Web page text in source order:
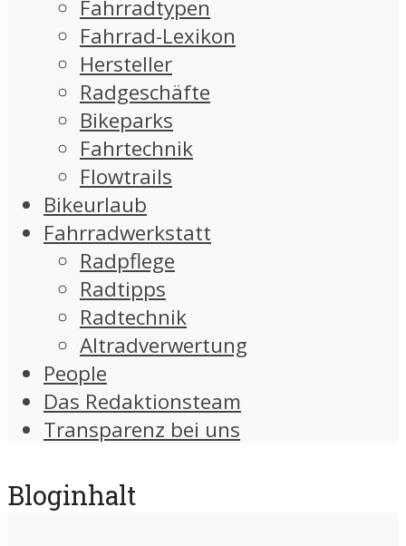
Fahrradtypen
Fahrrad-Lexikon
Hersteller
Radgeschäfte
Bikeparks
Fahrtechnik
Flowtrails
Bikeurlaub
Fahrradwerkstatt
Radpflege
Radtipps
Radtechnik
Altradverwertung
People
Das Redaktionsteam
Transparenz bei uns
Bloginhalt